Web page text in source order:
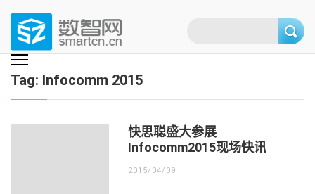
content
(Press
enter)
数智网
智能家居第一资讯门户 | 智能家居系统，智能家居产品，智能家居解决方
Tag: Infocomm 2015
快思聪盛大参展
Infocomm2015现场快讯
2015/04/09